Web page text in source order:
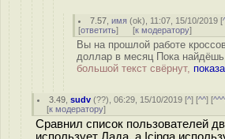
7.57 ,имя (ok), 11:07, 15/10/2019 [
[ответить] [к модератору]
Вы на прошлой работе
доллар в месяц Пока
большой текст свёрнут,
3.49 ,sudv (??), 06:29, 15/10/2019 [^] [^^] [^^^
[к модератору]
Сравнил список пользователей